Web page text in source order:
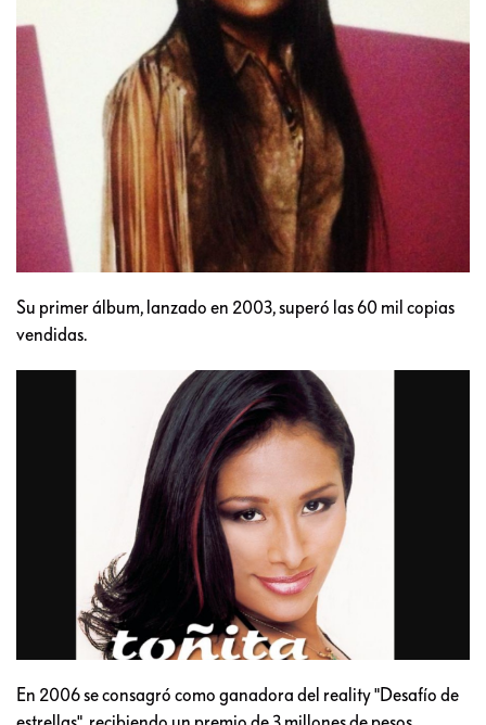
Su primer álbum, lanzado en 2003, superó las 60 mil copias
vendidas.
En 2006 se consagró como ganadora del reality "Desafío de